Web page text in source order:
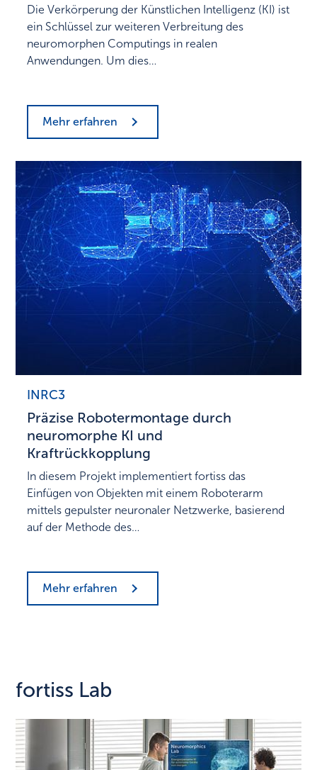
Die Verkörperung der Künstlichen Intelligenz (KI) ist
ein Schlüssel zur weiteren Verbreitung des
neuromorphen Computings in realen
Anwendungen. Um dies…
Mehr erfahren
INRC3
Präzise Robotermontage durch
neuromorphe KI und
Kraftrückkopplung
In diesem Projekt implementiert fortiss das
Einfügen von Objekten mit einem Roboterarm
mittels gepulster neuronaler Netzwerke, basierend
auf der Methode des…
Mehr erfahren
fortiss Lab